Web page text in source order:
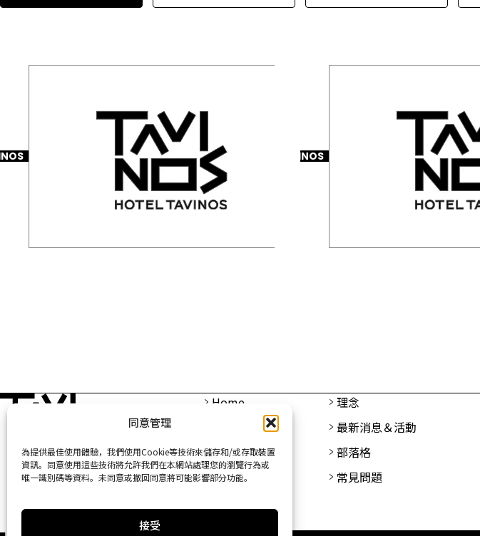
同意管理
為提供最佳使用體驗，我們使用Cookie等技術來儲存和/或存取裝置
資訊。同意使用這些技術將允許我們在本網站處理您的瀏覽行為或
唯一識別碼等資料。未同意或撤回同意將可能影響部分功能。
接受
TAVINOS
Home
理念
最新消息＆活動
部落格
常見問題